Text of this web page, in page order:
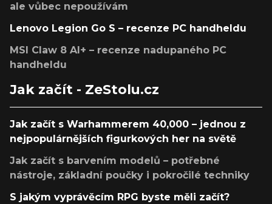
ale vůbec nepoužívám
Lenovo Legion Go S – recenze PC handheldu
MSI Claw 8 AI+ – recenze nadupaného PC
handheldu
Jak začít - ZeStolu.cz
Jak začít s Warhammerem 40,000 – jednou z
nejpopulárnějších figurkových her na světě
Jak začít s barvením modelů – potřebné
nástroje, základní poučky i pokročilé techniky
S jakým vyprávěcím RPG byste měli začít?